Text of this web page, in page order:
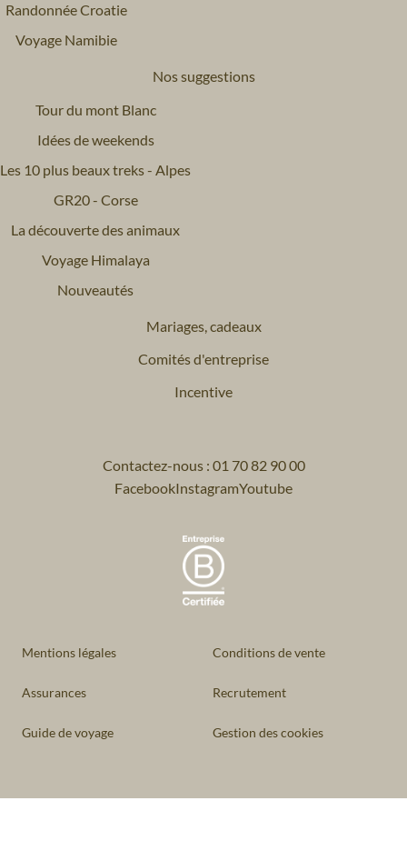
Randonnée Croatie
Voyage Namibie
Nos suggestions
Tour du mont Blanc
Idées de weekends
Les 10 plus beaux treks - Alpes
GR20 - Corse
La découverte des animaux
Voyage Himalaya
Nouveautés
Mariages, cadeaux
Comités d'entreprise
Incentive
Contactez-nous : 01 70 82 90 00
FacebookInstagramYoutube
Mentions légales Conditions de vente
Assurances Recrutement
Guide de voyage Gestion des cookies